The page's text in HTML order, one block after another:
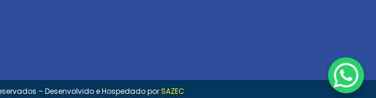
– Desenvolvido e Hospedado porSAZEC